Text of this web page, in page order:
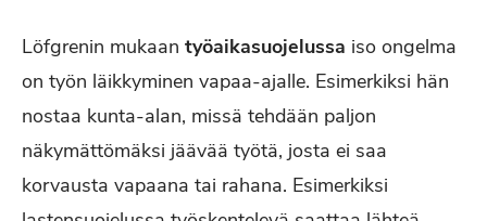
Löfgrenin mukaan työaikasuojelussa iso ongelma
on työn läikkyminen vapaa-ajalle. Esimerkiksi hän
nostaa kunta-alan, missä tehdään paljon
näkymättömäksi jäävää työtä, josta ei saa
korvausta vapaana tai rahana. Esimerkiksi